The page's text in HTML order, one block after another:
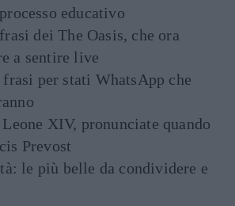
educativo
dei The Oasis, che ora
a sentire live
per stati WhatsApp che
XIV, pronunciate quando
Prevost
le più belle da condividere e